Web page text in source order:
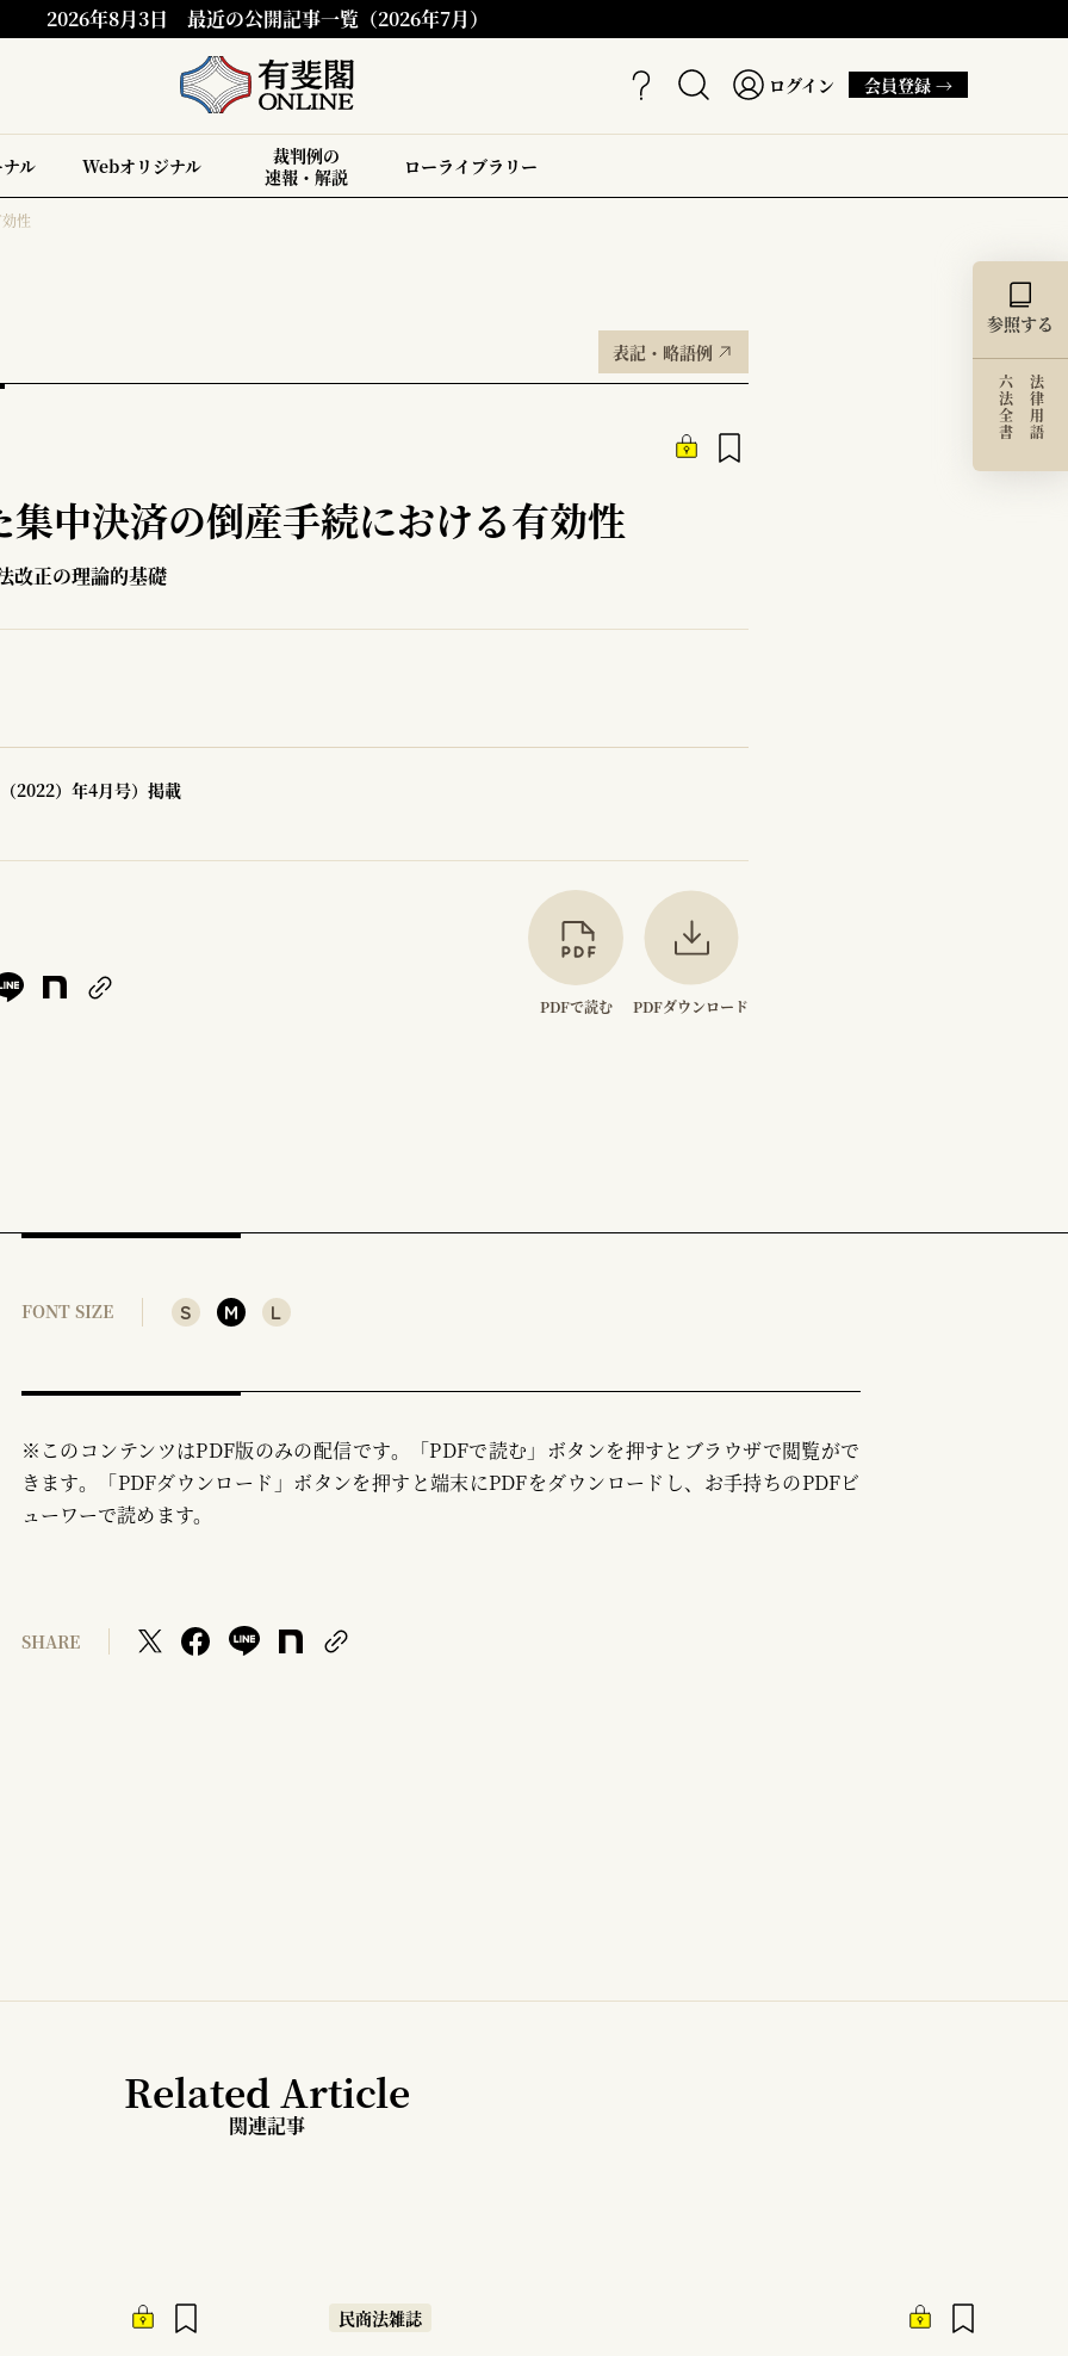
2026年8月3日 最近の公開記事一覧（2026年7月）
ログイン 会員登録 →
ル Webオリジナル
裁判例の
速報・解説
ローライブラリー
性
表記・略語例
集中決済の倒産手続における有効性
改正の理論的基礎
2022）年4月号）掲載
PDFで読む PDFダウンロード
参照する
法律用語
六法全書
FONT SIZE S M L
※このコンテンツはPDF版のみの配信です。「PDFで読む」ボタンを押すとブラウザで閲覧がで
きます。「PDFダウンロード」ボタンを押すと端末にPDFをダウンロードし、お手持ちのPDFビ
ューワーで読めます。
SHARE
Related Article
関連記事
民商法雑誌